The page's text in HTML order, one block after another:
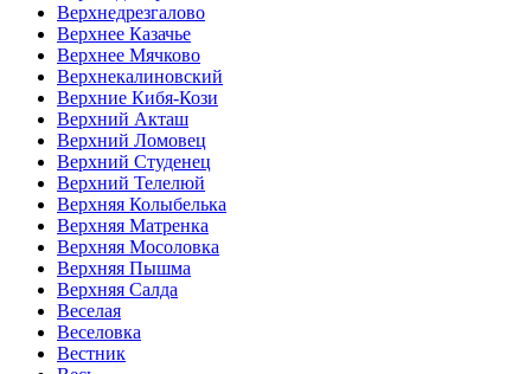
Верхнедрезгалово
Верхнее Казачье
Верхнее Мячково
Верхнекалиновский
Верхние Кибя-Кози
Верхний Акташ
Верхний Ломовец
Верхний Студенец
Верхний Телелюй
Верхняя Колыбелька
Верхняя Матренка
Верхняя Мосоловка
Верхняя Пышма
Верхняя Салда
Веселая
Веселовка
Вестник